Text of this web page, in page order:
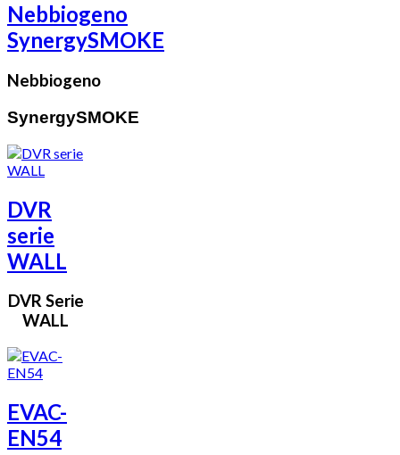
Nebbiogeno
SynergySMOKE
Nebbiogeno
SynergySMOKE
DVR
serie
WALL
DVR Serie
WALL
EVAC-
EN54